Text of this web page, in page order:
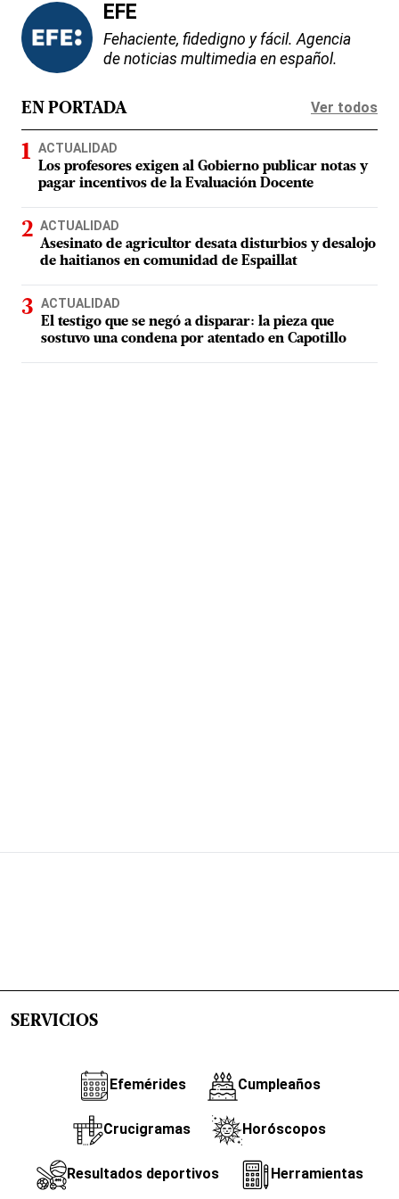
EFE
Fehaciente, fidedigno y fácil. Agencia
de noticias multimedia en español.
EN PORTADA Ver todos
ACTUALIDAD
Los profesores exigen al Gobierno publicar notas y
pagar incentivos de la Evaluación Docente
ACTUALIDAD
Asesinato de agricultor desata disturbios y desalojo
de haitianos en comunidad de Espaillat
ACTUALIDAD
El testigo que se negó a disparar: la pieza que
sostuvo una condena por atentado en Capotillo
SERVICIOS
Efemérides Cumpleaños
Crucigramas Horóscopos
Resultados deportivos Herramientas